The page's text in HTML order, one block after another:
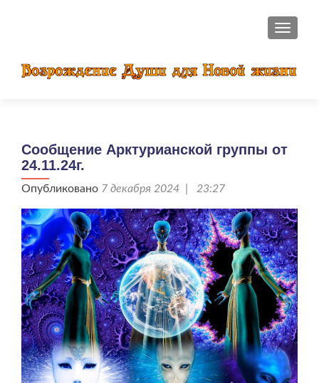
Сообщение Арктурианской группы от
24.11.24г.
Опубликовано 7 декабря 2024 | 23:27